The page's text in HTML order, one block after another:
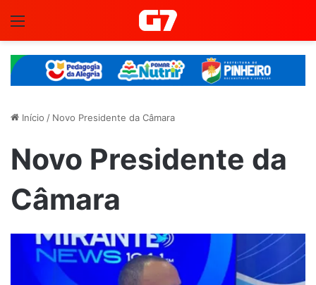
Início / Novo Presidente da Câmara
Novo Presidente da
Câmara